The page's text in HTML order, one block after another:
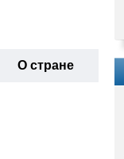
О стране